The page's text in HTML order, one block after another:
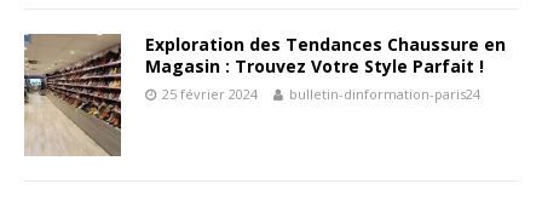
Exploration des Tendances Chaussure en
Magasin : Trouvez Votre Style Parfait !
25 février 2024 bulletin-dinformation-paris24